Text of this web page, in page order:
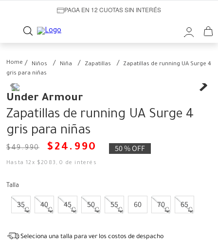
PAGA EN 12 CUOTAS SIN INTERÉS
Niños Niña Zapatillas
Zapatillas de running UA Surge 4
gris para niñas
Under Armour
Zapatillas de running UA Surge 4
gris para niñas
$49.990 $ 24 . 990 50 %OFF
Hasta12 x $2083 ,0 de interés
Talla
35 40 45 50 55 60 70 65
Seleciona una talla para ver los costos de despacho